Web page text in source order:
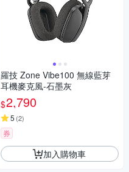
羅技 Zone Vibe100 無線藍芽
耳機麥克風-石墨灰
$2,790
5 (2)
券
加入購物車